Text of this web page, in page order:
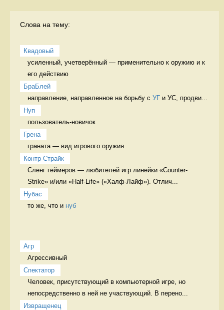
Слова на тему:
Квадовый
усиленный, учетверённый — применительно к оружию и к
его действию
БраБлей
направление, направленное на борьбу с УГ и УС, продви...
Нуп
пользователь-новичок
Грена
граната — вид игрового оружия
Контр-Страйк
Сленг геймеров — любителей игр линейки «Counter-
Strike» и/или «Half-Life» («Халф-Лайф»). Отлич...
Нубас
то же, что и нуб
Агр
Агрессивный
Спектатор
Человек, присутствующий в компьютерной игре, но
непосредственно в ней не участвующий. В перено...
Извращенец